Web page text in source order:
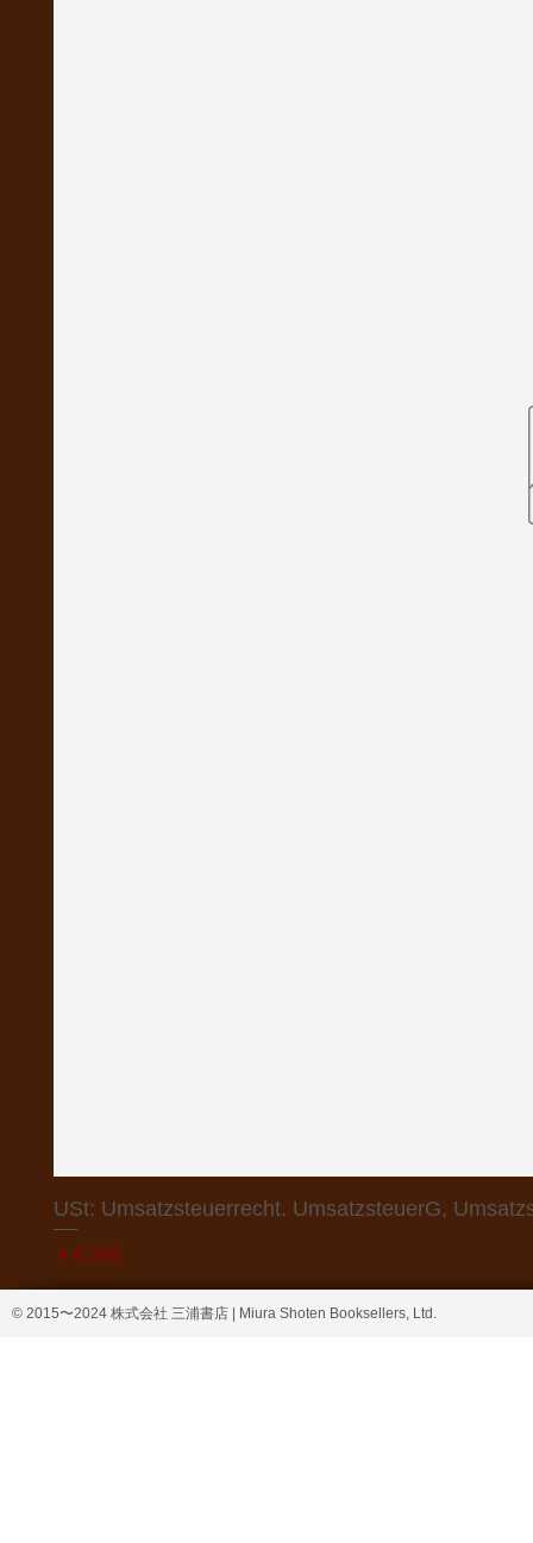
USt: Umsatzsteuerrecht. UmsatzsteuerG,
価格
￥4,368
© 2015〜2024 株式会社 三浦書店 | Miura Shoten Booksellers, Ltd.